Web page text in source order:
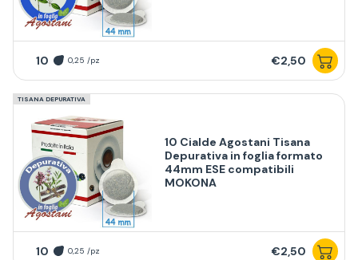
10 0,25 /pz €2,50
TISANA DEPURATIVA
10 Cialde Agostani Tisana
Depurativa in foglia formato
44mm ESE compatibili
MOKONA
10 0,25 /pz €2,50